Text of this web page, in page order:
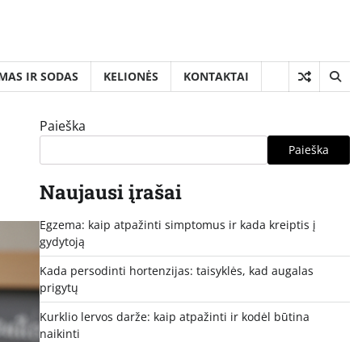
IR SODAS KELIONĖS KONTAKTAI
Paieška
Paieška
Naujausi įrašai
Egzema: kaip atpažinti simptomus ir kada kreiptis į
gydytoją
Kada persodinti hortenzijas: taisyklės, kad augalas
prigytų
Kurklio lervos darže: kaip atpažinti ir kodėl būtina
naikinti